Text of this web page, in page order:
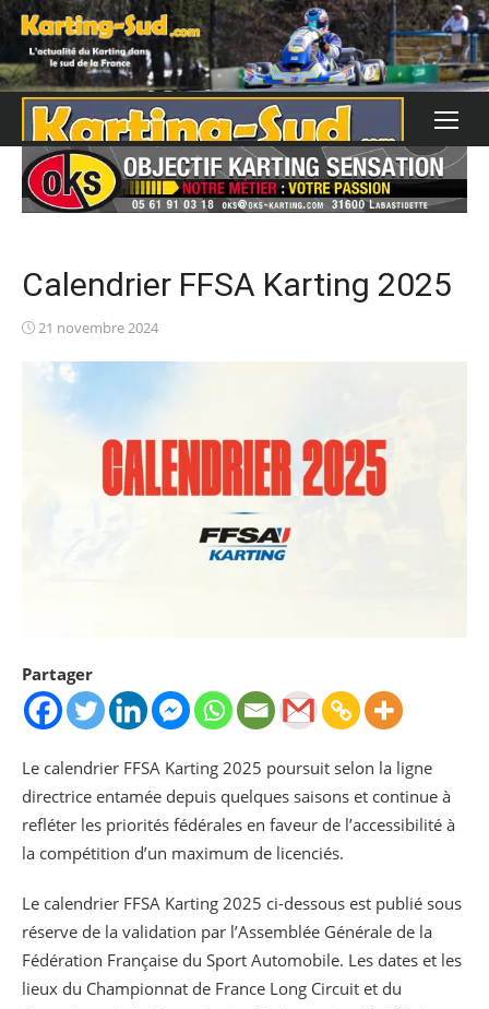
Skip
content
Calendrier FFSA Karting 2025
Posted
21 novembre 2024
Partager
Le calendrier FFSA Karting 2025 poursuit selon la ligne
directrice entamée depuis quelques saisons et continue à
refléter les priorités fédérales en faveur de l’accessibilité à
la compétition d’un maximum de licenciés.
Le calendrier FFSA Karting 2025 ci-dessous est publié sous
réserve de la validation par l’Assemblée Générale de la
Fédération Française du Sport Automobile. Les dates et les
lieux du Championnat de France Long Circuit et du